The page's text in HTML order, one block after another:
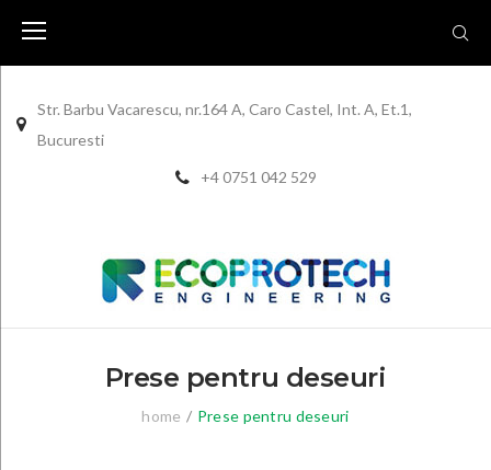
Str. Barbu Vacarescu, nr.164 A, Caro Castel, Int. A, Et.1,
Bucuresti
+4 0751 042 529
Prese pentru deseuri
home / Prese pentru deseuri